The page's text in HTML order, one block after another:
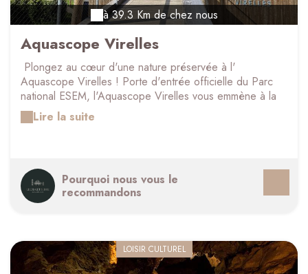
à 39.3 Km de chez nous
Aquascope Virelles
Plongez au cœur d'une nature préservée à l'
Aquascope Virelles ! Porte d'entrée officielle du Parc
national ESEM, l'Aquascope Virelles vous emmène à la
découverte du monde aquatique et ses merveilles.
L'espace muséographique propose une immersion à
ethnobotanique, le centre de revalidation de la faune
sauvage (CREAVES), un mirador perché, des ruchers
ainsi que plusieurs observatoires pour contempler les
Lire la suite
Pourquoi nous vous le
recommandons
LOISIR CULTUREL